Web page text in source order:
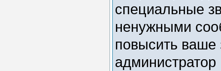
специальные
ненужными
повысить ваше
администратор